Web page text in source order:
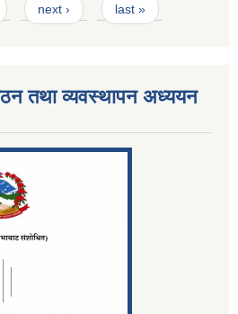
next › last »
तथा व्यवस्थापन अध्ययन